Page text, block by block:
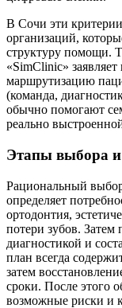
В Сочи эти
организаций,
структуру помощи.
«SimClinic»
маршрутизацию
(команда,
обычно помогают
реально
Этапы выбора и
Рациональный
определяет
ортодонтия,
потери зубов.
диагностикой и
план всегда
затем
сроки. После этого
возможные риски и